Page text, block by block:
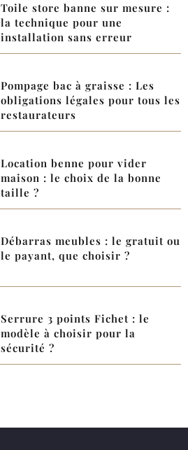
Toile store banne sur mesure :
la technique pour une
installation sans erreur
Pompage bac à graisse : Les
obligations légales pour tous les
restaurateurs
Location benne pour vider
maison : le choix de la bonne
taille ?
Débarras meubles : le gratuit ou
le payant, que choisir ?
Serrure 3 points Fichet : le
modèle à choisir pour la
sécurité ?